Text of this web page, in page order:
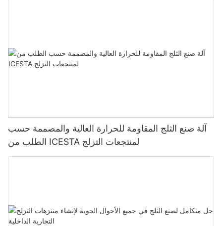
آلة صنع الثلج المقاومة للحرارة العالية والمصممة حسب
الطلب من ICESTA لمنتجعات التزلج